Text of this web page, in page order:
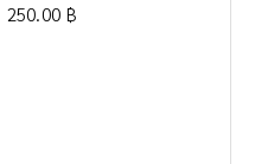
250.00 ฿